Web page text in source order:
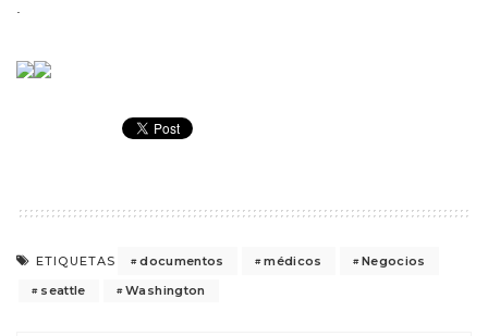
ETIQUETAS documentos médicos
Negocios
seattle
Washington